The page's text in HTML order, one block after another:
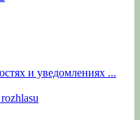
и уведомлениях ...